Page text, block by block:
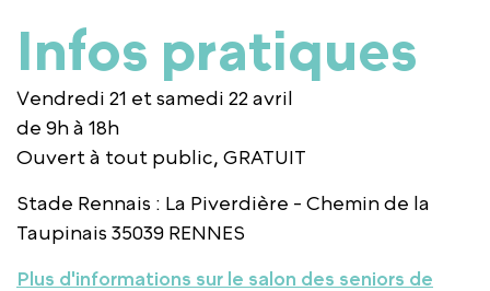
Infos pratiques
Vendredi 21 et samedi 22 avril
de 9h à 18h
Ouvert à tout public, GRATUIT
Stade Rennais : La Piverdière - Chemin de la
Taupinais 35039 RENNES
Plus d'informations sur le salon des seniors de